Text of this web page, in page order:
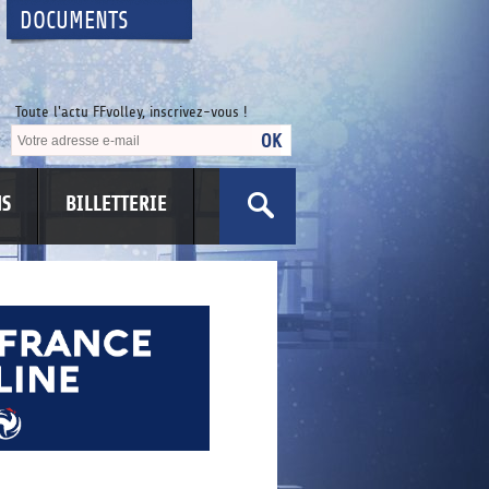
DOCUMENTS
Toute l'actu FFvolley, inscrivez-vous !
BILLETTERIE